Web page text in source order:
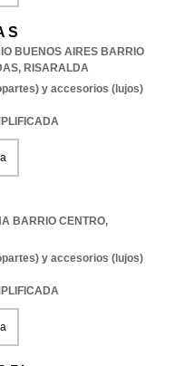
S
BUENOS AIRES BARRIO
, RISARALDA
y accesorios (lujos)
BARRIO CENTRO,
y accesorios (lujos)